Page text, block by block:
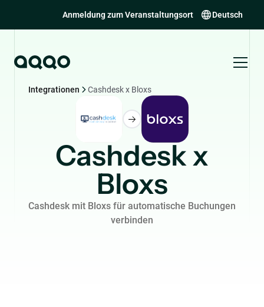
Anmeldung zum Veranstaltungsort Deutsch
Integrationen Cashdesk x Bloxs
Cashdesk x
Bloxs
Cashdesk mit Bloxs für automatische Buchungen
verbinden